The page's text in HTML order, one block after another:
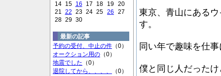
14
15 16 17 18 19 20
21 22 23 24 25 26
27
28 29 30
最新の記事
予約の受付、中止の件 （0）
オークション用の （0）
地震でした （0）
退院してから、、、、
（0）
東京、青山にある
す。
同い年で趣味を仕
僕と同じ人だった